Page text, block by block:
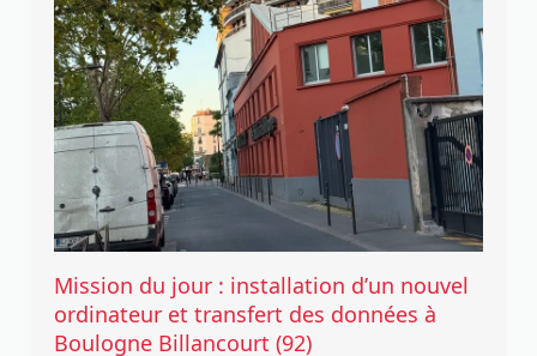
Mission du jour : installation d’un nouvel
ordinateur et transfert des données à
Boulogne Billancourt (92)